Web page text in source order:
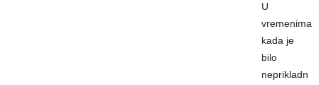
U
vremenima
kada je
bilo
neprikladn